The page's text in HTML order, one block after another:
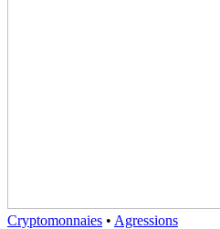
Cryptomonnaies • Agressions